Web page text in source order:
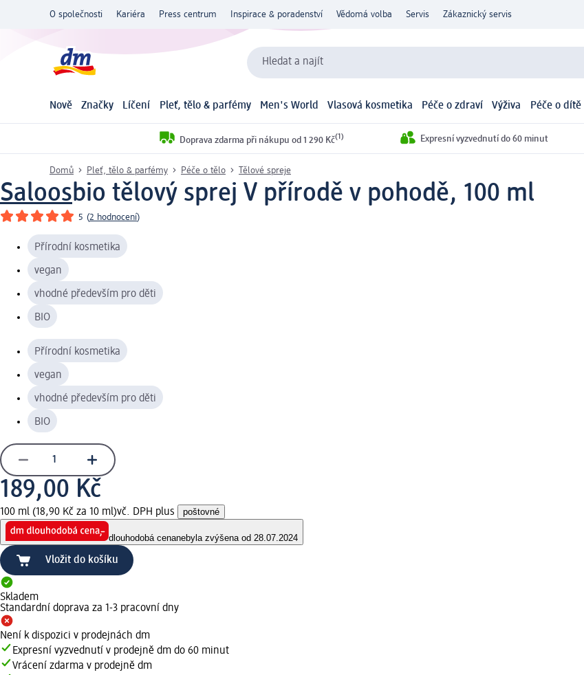
O společnosti Kariéra Press centrum Inspirace & poradenství Vědomá volba Servis Zákaznický servis
Hledat a najít
Nově Značky Líčení Pleť, tělo & parfémy Men's World Vlasová kosmetika Péče o zdraví Výživa Péče o dítě
Doprava zdarma při nákupu od 1 290 Kč(1) Expresní vyzvednutí do 60 minut
Domů Pleť, tělo & parfémy Péče o tělo Tělové spreje
Saloosbio tělový sprej V přírodě v pohodě, 100 ml
5 (2 hodnocení)
Přírodní kosmetika
vegan
vhodné především pro děti
BIO
Přírodní kosmetika
vegan
vhodné především pro děti
BIO
189,00 Kč
100 ml (18,90 Kč za 10 ml)vč. DPH plus poštovné
dlouhodobá cenanebyla zvýšena od 28.07.2024
Vložit do košíku
Skladem
Standardní doprava za 1-3 pracovní dny
Není k dispozici v prodejnách dm
Expresní vyzvednutí v prodejně dm do 60 minut
Vrácení zdarma v prodejně dm